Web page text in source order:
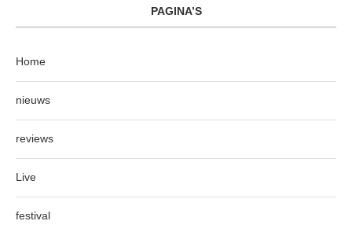
PAGINA’S
Home
nieuws
reviews
Live
festival